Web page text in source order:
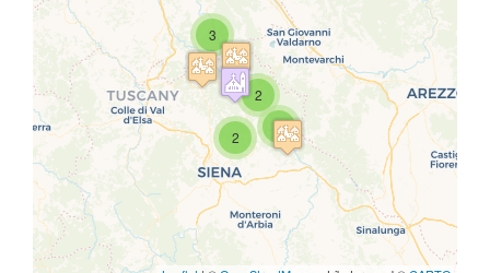
Travelers' Map is loading...
If you see this after your page is
loaded completely, leafletJS files
are missing.
2
2
2
3